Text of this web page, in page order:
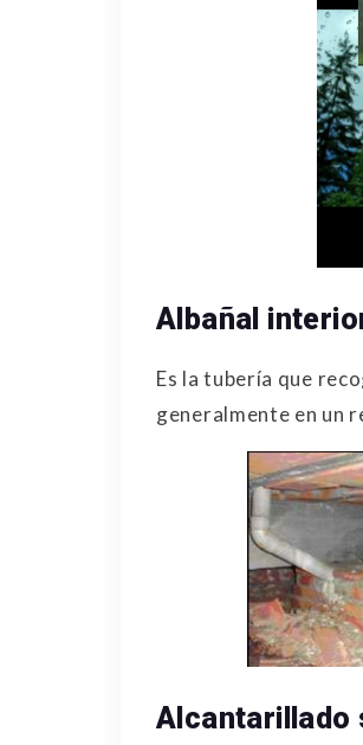
Albañal
Es la tubería que
generalmente en un
Alcantarillado